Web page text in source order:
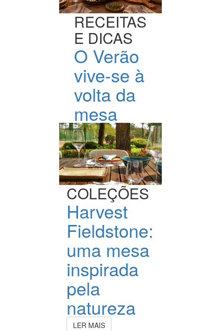
RECEITAS
E DICAS
O Verão
vive-se à
volta da
mesa
COLEÇÕES
Harvest
Fieldstone:
uma mesa
inspirada
pela
natureza
LER MAIS